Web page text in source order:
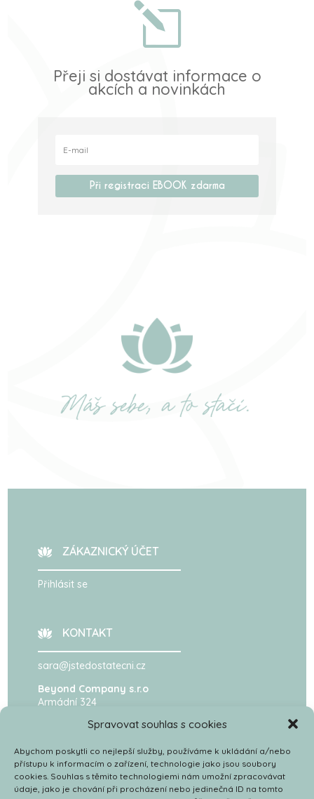
Spravovat souhlas s cookies
Abychom poskytli co nejlepší služby, používáme k ukládání a/nebo
přístupu k informacím o zařízení, technologie jako jsou soubory
cookies. Souhlas s těmito technologiemi nám umožní zpracovávat
údaje, jako je chování při procházení nebo jedinečná ID na tomto
l
Přeji si dostávat informace o
akcích a novinkách
Při registraci EBOOK zdarma
ZÁKAZNICKÝ ÚČET
Přihlásit se
KONTAKT
sara@jstedostatecni.cz
Beyond Company s.r.o
Armádní 324
IČ: 19913621
UŽITEČNÉ